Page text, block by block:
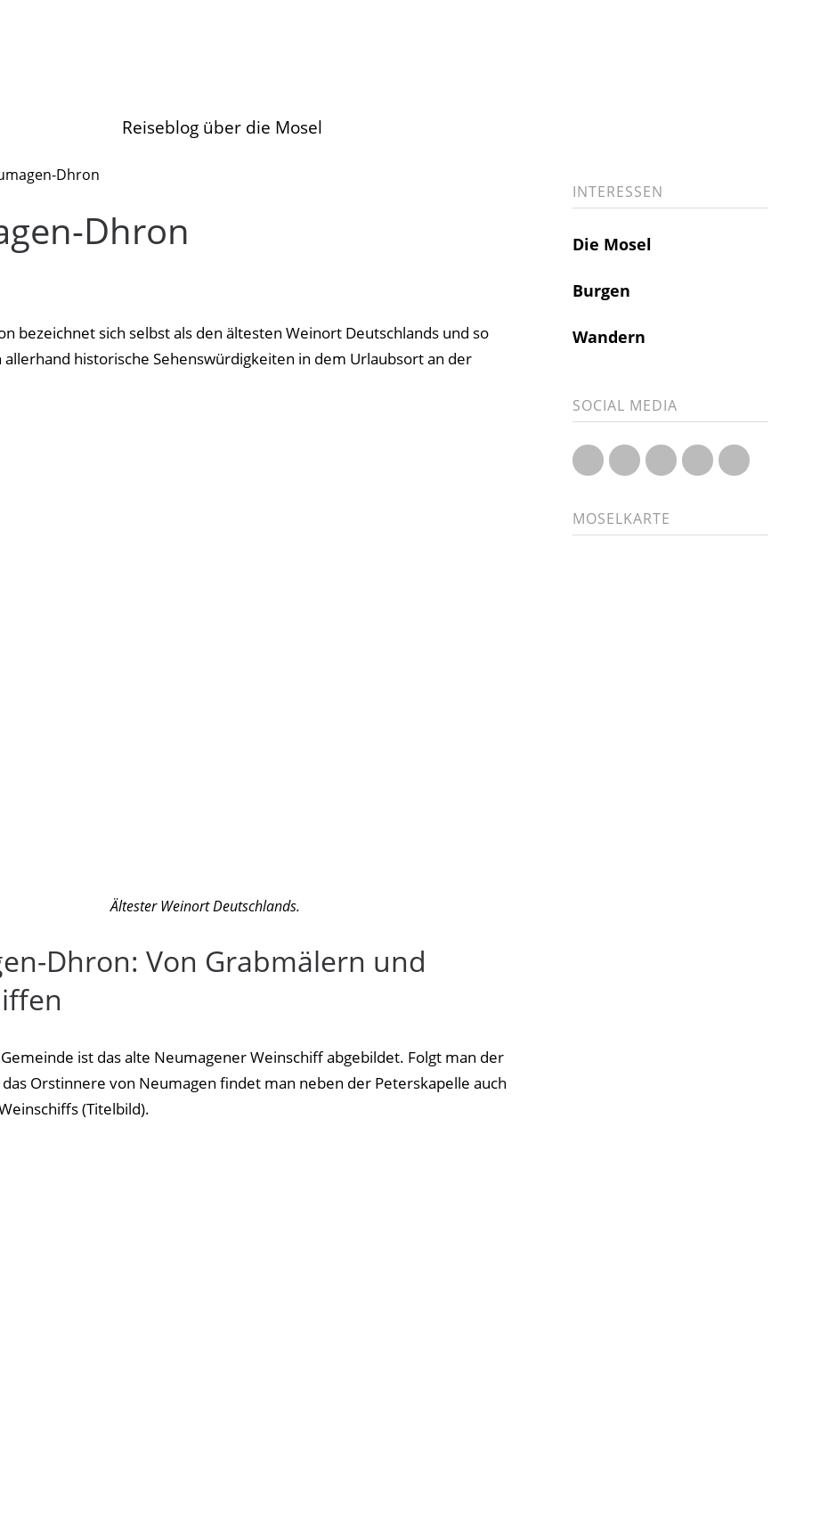
Reiseblog über die Mosel
Dhron
bezeichnet sich selbst als den ältesten Weinort Deutschlands und so
historische Sehenswürdigkeiten in dem Urlaubsort an der
Ältester Weinort Deutschlands.
Dhron: Von Grabmälern und
ist das alte Neumagener Weinschiff abgebildet. Folgt man der
Orstinnere von Neumagen findet man neben der Peterskapelle auch
(Titelbild).
INTERESSEN
Die Mosel
Burgen
Wandern
SOCIAL MEDIA
TwitterInstagramYouTubeRSS FeedRSS
MOSELKARTE